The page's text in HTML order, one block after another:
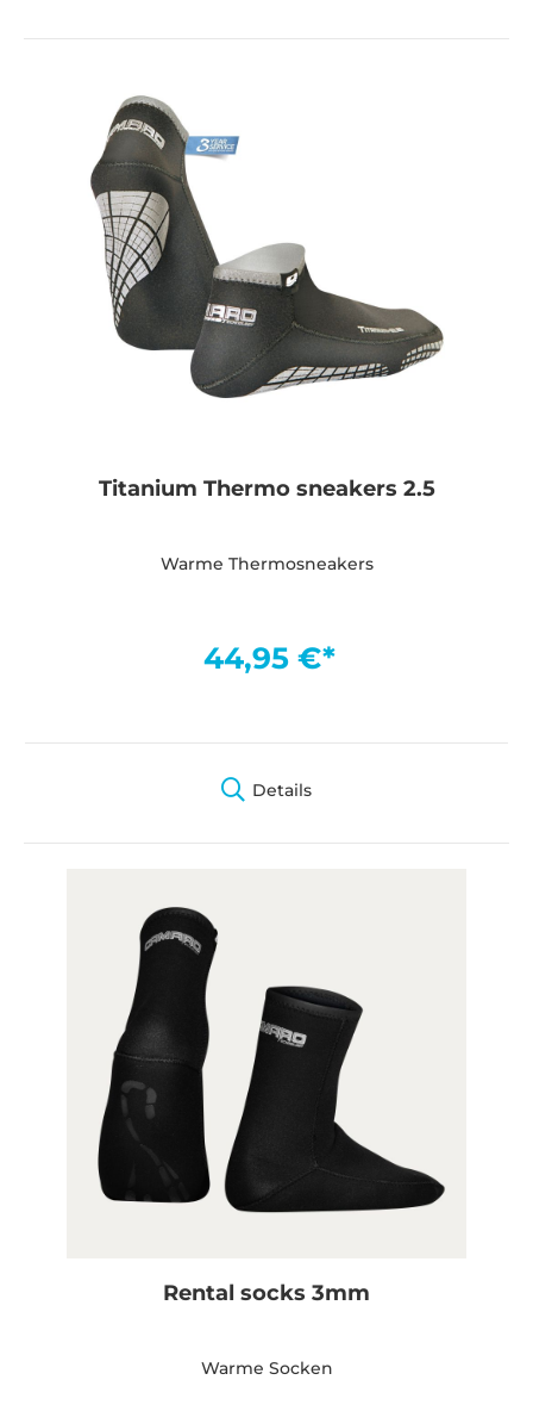
Titanium Thermo sneakers 2.5
Warme Thermosneakers
44,95 €*
Details
Rental socks 3mm
Warme Socken